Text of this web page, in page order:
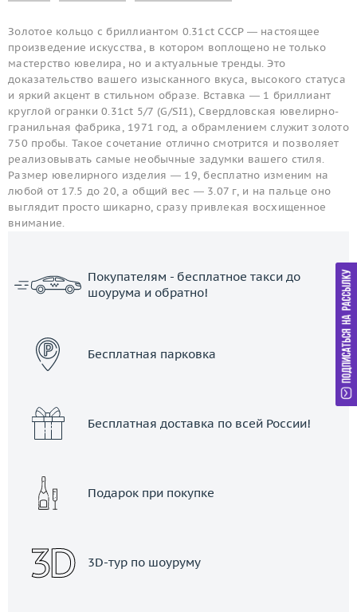
Золотое кольцо с бриллиантом 0.31ct СССР — настоящее
произведение искусства, в котором воплощено не только
мастерство ювелира, но и актуальные тренды. Это
доказательство вашего изысканного вкуса, высокого статуса
и яркий акцент в стильном образе. Вставка — 1 бриллиант
круглой огранки 0.31ct 5/7 (G/SI1), Свердловская ювелирно-
гранильная фабрика, 1971 год, а обрамлением служит золото
750 пробы. Такое сочетание отлично смотрится и позволяет
реализовывать самые необычные задумки вашего стиля.
Размер ювелирного изделия — 19, бесплатно изменим на
любой от 17.5 до 20, а общий вес — 3.07 г, и на пальце оно
выглядит просто шикарно, сразу привлекая восхищенное
внимание.
Покупателям - бесплатное такси до
шоурума и обратно!
Бесплатная парковка
Бесплатная доставка по всей России!
Подарок при покупке
3D-тур по шоуруму